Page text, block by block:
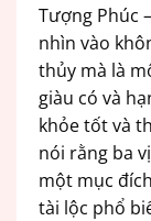
Tượng Phúc
nhìn vào
thủy mà là
giàu có và
khỏe tốt và
nói rằng ba
một mục
tài lộc phổ